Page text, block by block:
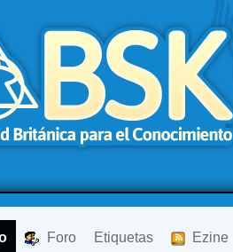
Foro Etiquetas Ezine